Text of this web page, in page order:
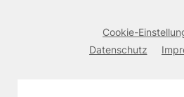
Cookie-
Datenschutz